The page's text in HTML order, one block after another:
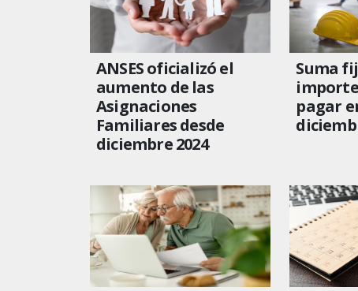
ANSES oficializó el
aumento de las
Asignaciones
Familiares desde
diciembre 2024
Suma
importe
pagar